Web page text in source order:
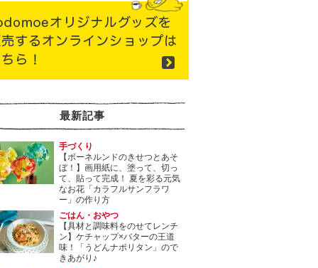
最新記事
手づくり
【ボーネルンドのきせつとあそ
ぼ！】画用紙に、塗って、切っ
て、貼って完成！ 夏を彩る元気
なお花「カラフルサンフラワ
ー」の作り方
ごはん・おやつ
【具材と調味料をのせてレンチ
ン】ケチャップ×バターの王道
味！「うどんナポリタン」ので
きあがり♪